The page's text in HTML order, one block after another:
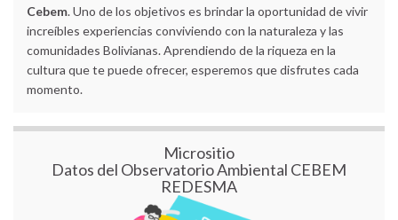
Cebem. Uno de los objetivos es brindar la oportunidad de vivir
increíbles experiencias conviviendo con la naturaleza y las
comunidades Bolivianas. Aprendiendo de la riqueza en la
cultura que te puede ofrecer, esperemos que disfrutes cada
momento.
Micrositio
Datos del Observatorio Ambiental CEBEM
REDESMA